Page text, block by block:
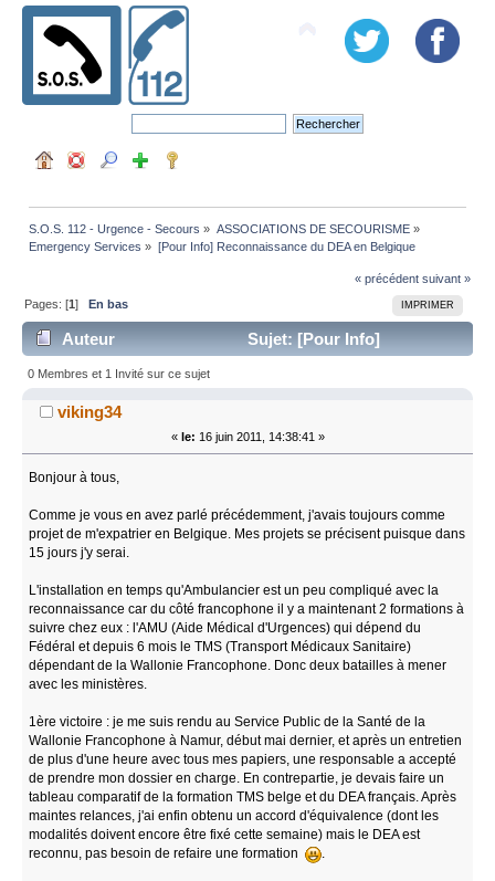
S.O.S. 112 - Urgence - Secours » ASSOCIATIONS DE SECOURISME»
Emergency Services » [Pour Info] Reconnaissance du DEA en Belgique
« précédent suivant »
IMPRIMER
Pages: [1]En bas
Auteur
Sujet: [Pour Info]
Reconnaissance du DEA en Belgique (Lu 42424 fois)
0 Membres et 1 Invité sur ce sujet
viking34
« le: 16 juin 2011, 14:38:41 »
Bonjour à tous,
Comme je vous en avez parlé précédemment, j'avais toujours comme
projet de m'expatrier en Belgique. Mes projets se précisent puisque dans
15 jours j'y serai.
L'installation en temps qu'Ambulancier est un peu compliqué avec la
reconnaissance car du côté francophone il y a maintenant 2 formations à
suivre chez eux : l'AMU (Aide Médical d'Urgences) qui dépend du
Fédéral et depuis 6 mois le TMS (Transport Médicaux Sanitaire)
dépendant de la Wallonie Francophone. Donc deux batailles à mener
avec les ministères.
1ère victoire : je me suis rendu au Service Public de la Santé de la
Wallonie Francophone à Namur, début mai dernier, et après un entretien
de plus d'une heure avec tous mes papiers, une responsable a accepté
de prendre mon dossier en charge. En contrepartie, je devais faire un
tableau comparatif de la formation TMS belge et du DEA français. Après
maintes relances, j'ai enfin obtenu un accord d'équivalence (dont les
modalités doivent encore être fixé cette semaine) mais le DEA est
reconnu, pas besoin de refaire une formation